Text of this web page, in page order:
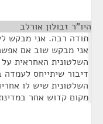
היו"ר זבולון אורלב
תודה רבה. אני מבקש
אני מבקש שוב אם
השלטונית האחראית
דיבור שיתייחס
השלטונית שיש לו
מקום קדוש אחר